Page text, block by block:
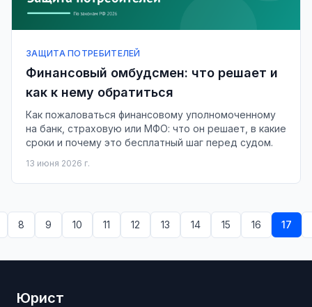
ЗАЩИТА ПОТРЕБИТЕЛЕЙ
Финансовый омбудсмен: что решает и
как к нему обратиться
Как пожаловаться финансовому уполномоченному
на банк, страховую или МФО: что он решает, в какие
сроки и почему это бесплатный шаг перед судом.
13 июня 2026 г.
8 9 10 11 12 13 14 15 16 17
Юрист